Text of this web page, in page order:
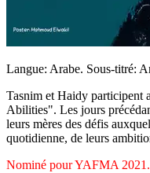
Langue: Arabe. Sous-titré:
Tasnim et Haidy participent
Abilities". Les jours
leurs mères des défis
quotidienne, de leurs
Nominé pour YAFMA 2021.